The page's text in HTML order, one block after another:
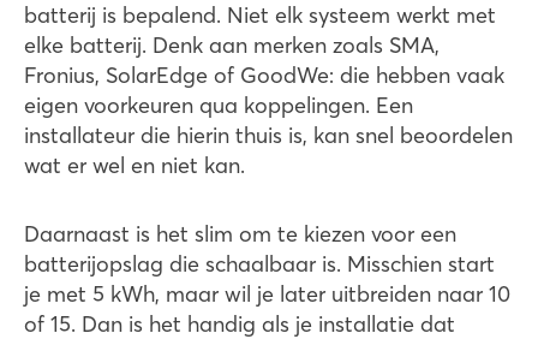
batterij is bepalend. Niet elk systeem werkt met
elke batterij. Denk aan merken zoals SMA,
Fronius, SolarEdge of GoodWe: die hebben vaak
eigen voorkeuren qua koppelingen. Een
installateur die hierin thuis is, kan snel beoordelen
wat er wel en niet kan.
Daarnaast is het slim om te kiezen voor een
batterijopslag die schaalbaar is. Misschien start
je met 5 kWh, maar wil je later uitbreiden naar 10
of 15. Dan is het handig als je installatie dat